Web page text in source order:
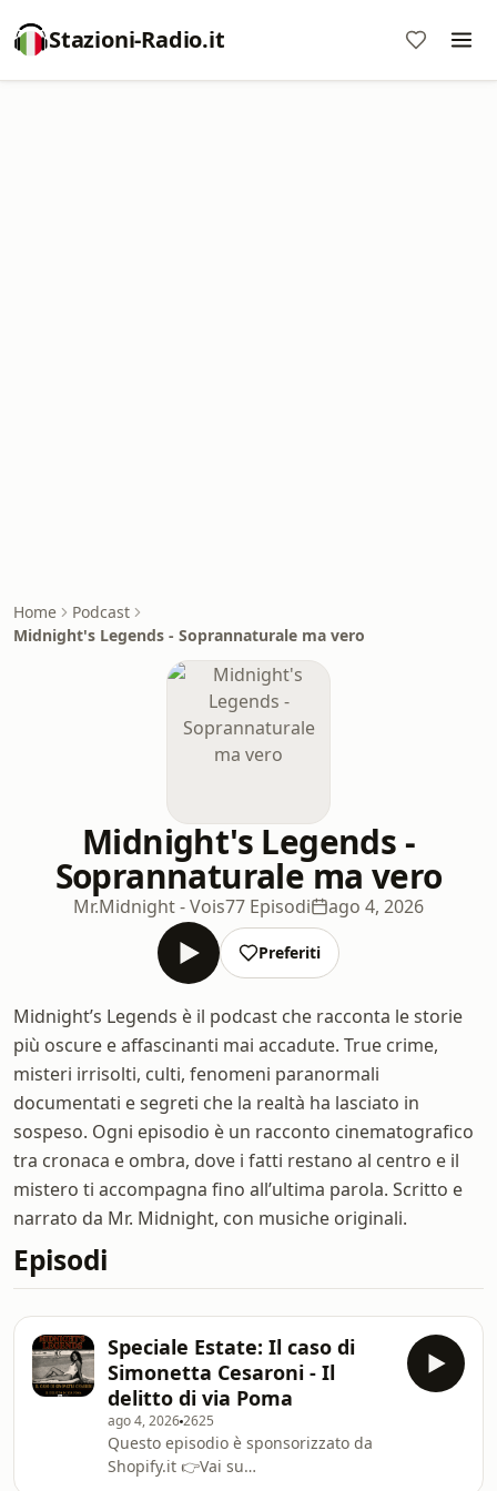
Stazioni-Radio.it
Home
Podcast
Midnight's Legends - Soprannaturale ma vero
Midnight's Legends -
Soprannaturale ma vero
Mr.Midnight - Vois77 Episodi ago 4, 2026
Preferiti
Midnight’s Legends è il podcast che racconta le storie
più oscure e affascinanti mai accadute. True crime,
misteri irrisolti, culti, fenomeni paranormali
documentati e segreti che la realtà ha lasciato in
sospeso. Ogni episodio è un racconto cinematografico
tra cronaca e ombra, dove i fatti restano al centro e il
mistero ti accompagna fino all’ultima parola. Scritto e
narrato da Mr. Midnight, con musiche originali.
Episodi
Speciale Estate: Il caso di
Simonetta Cesaroni - Il
delitto di via Poma
ago 4, 20262625
Questo episodio è sponsorizzato da
Shopify.it 👉Vai su